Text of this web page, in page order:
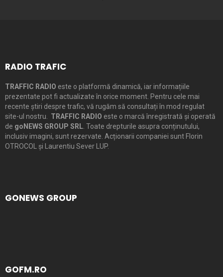
RADIO TRAFIC
TRAFFIC RADIO este o platformă dinamică, iar informațiile
prezentate pot fi actualizate în orice moment. Pentru cele mai
recente știri despre trafic, vă rugăm să consultați în mod regulat
site-ul nostru. TRAFFIC RADIO este o marcă înregistrată și operată
de goNEWS GROUP SRL . Toate drepturile asupra conținutului,
inclusiv imagini, sunt rezervate. Acționarii companiei sunt Florin
OTROCOL și Laurentiu Sever LUP.
GONEWS GROUP
GOFM.RO